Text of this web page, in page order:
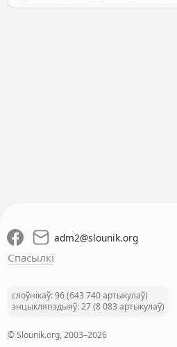
adm2@slounik.org
Спасылкі
слоўнікаў: 96 (643 740 артыкулаў)
энцыкляпэдыяў: 27 (8 083 артыкулаў)
© Slounik.org, 2003–2026